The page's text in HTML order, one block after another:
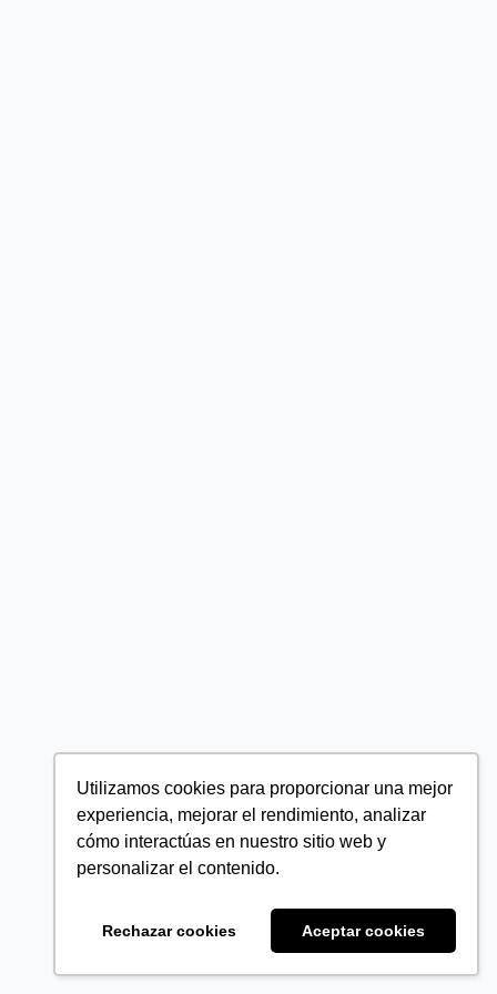
Utilizamos cookies para proporcionar una mejor
experiencia, mejorar el rendimiento, analizar
cómo interactúas en nuestro sitio web y
personalizar el contenido.
Rechazar cookies Aceptar cookies